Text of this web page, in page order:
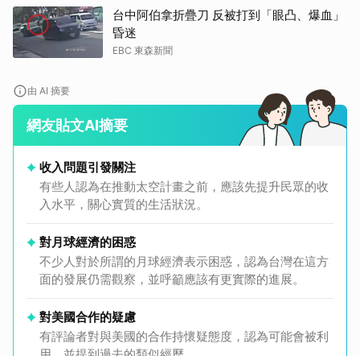
台中阿伯拿折疊刀 反被打到「眼凸、爆血」
昏迷
EBC 東森新聞
由 AI 摘要
網友貼文AI摘要
收入問題引發關注
有些人認為在推動太空計畫之前，應該先提升民眾的收
入水平，關心實質的生活狀況。
對月球經濟的困惑
不少人對於所謂的月球經濟表示困惑，認為台灣在這方
面的發展仍需觀察，並呼籲應該有更實際的進展。
對美國合作的疑慮
有評論者對與美國的合作持懷疑態度，認為可能會被利